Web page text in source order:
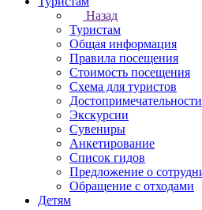
Назад
Туристам
Общая информация
Правила посещения
Стоимость посещения
Схема для туристов
Достопримечательности
Экскурсии
Сувениры
Анкетирование
Список гидов
Предложение о
Обращение с отходами
Детям